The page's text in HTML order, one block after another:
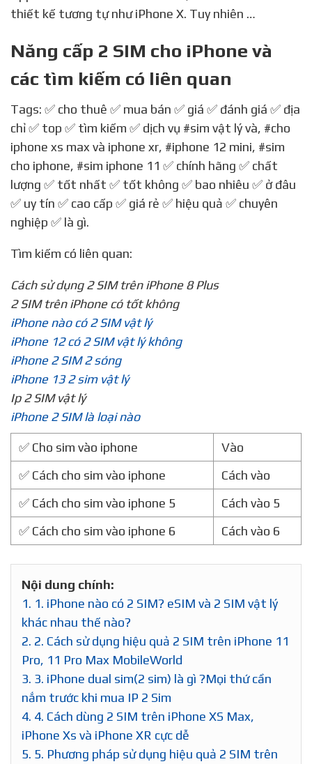
thiết kế tương tự như iPhone X. Tuy nhiên …
Năng cấp 2 SIM cho iPhone và
các tìm kiếm có liên quan
Tags: ✅ cho thuê ✅ mua bán ✅ giá ✅ đánh giá ✅ địa
chỉ ✅ top ✅ tìm kiếm ✅ dịch vụ#sim vật lý và,#cho
iphone xs max và iphone xr,#iphone 12 mini ,#sim
cho iphone ,#sim iphone 11 ✅ chính hãng ✅ chất
lượng ✅ tốt nhất ✅ tốt không ✅ bao nhiêu ✅ ở đâu
nghiệp ✅ là gì.
Tìm kiếm có liên quan:
Cách sử dụng 2 SIM trên iPhone 8 Plus
2 SIM trên iPhone có tốt không
iPhone nào có 2 SIM vật lý
iPhone 12 có 2 SIM vật lý không
iPhone 2 SIM 2 sóng
iPhone 13 2 sim vật lý
Ip 2 SIM vật lý
iPhone 2 SIM là loại nào
✅ Cho sim vào iphone
Vào
✅ Cách cho sim vào iphone
Cách vào
✅ Cách cho sim vào iphone 5
Cách vào 5
✅ Cách cho sim vào iphone 6
Cách vào 6
Nội dung chính:
1. 1. iPhone nào có 2 SIM? eSIM và 2 SIM vật lý
khác nhau thế nào?
2. 2. Cách sử dụng hiệu quả 2 SIM trên iPhone 11
Pro, 11 Pro Max MobileWorld
3. 3. iPhone dual sim(2 sim) là gì ?Mọi thứ cần
nắm trước khi mua IP 2 Sim
4. 4. Cách dùng 2 SIM trên iPhone XS Max,